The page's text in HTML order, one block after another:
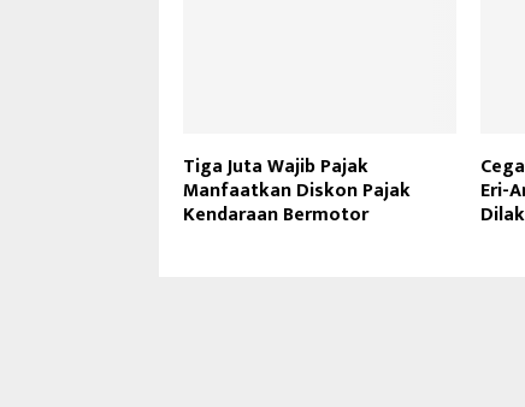
Tiga Juta Wajib Pajak
Manfaatkan Diskon Pajak
Kendaraan Bermotor
Eri-